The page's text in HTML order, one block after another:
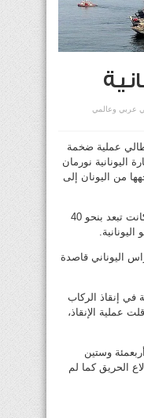
عربي وعالمي
عملية ضخمة
اليونانية نورمان
من اليونان إلى
واشتعلت النيران في العبارة عندما كانت تبعد بنحو 40
اليوناني قاصدة
في إنقاذ الركاب
عملية الإنقاذ،
وستين
الحريق كما لم